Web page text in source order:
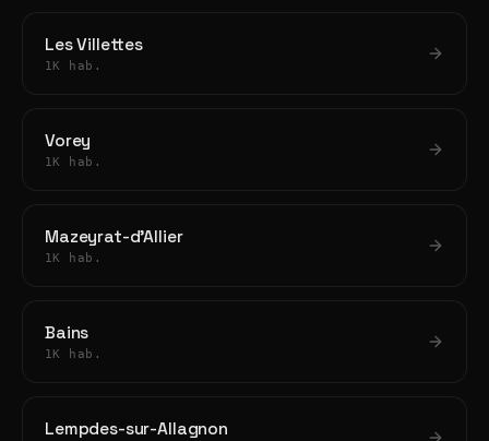
Les Villettes
1K hab.
Vorey
1K hab.
Mazeyrat-d'Allier
1K hab.
Bains
1K hab.
Lempdes-sur-Allagnon